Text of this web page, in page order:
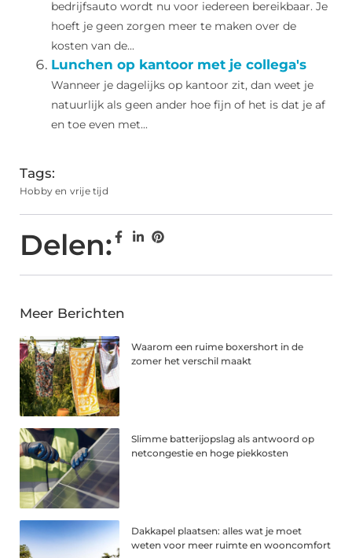
bedrijfsauto wordt nu voor iedereen bereikbaar. Je
hoeft je geen zorgen meer te maken over de
kosten van de...
Lunchen op kantoor met je collega's
Wanneer je dagelijks op kantoor zit, dan weet je
natuurlijk als geen ander hoe fijn of het is dat je af
en toe even met...
Tags:
Hobby en vrije tijd
Delen:
Meer Berichten
Waarom een ruime boxershort in de
zomer het verschil maakt
Slimme batterijopslag als antwoord op
netcongestie en hoge piekkosten
Dakkapel plaatsen: alles wat je moet
weten voor meer ruimte en wooncomfort